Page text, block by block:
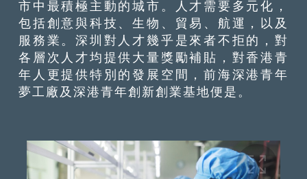
市中最積極主動的城市。人才需要多元化，
包括創意與科技、生物、貿易、航運，以及
服務業。深圳對人才幾乎是來者不拒的，對
各層次人才均提供大量獎勵補貼，對香港青
年人更提供特別的發展空間，前海深港青年
夢工廠及深港青年創新創業基地便是。